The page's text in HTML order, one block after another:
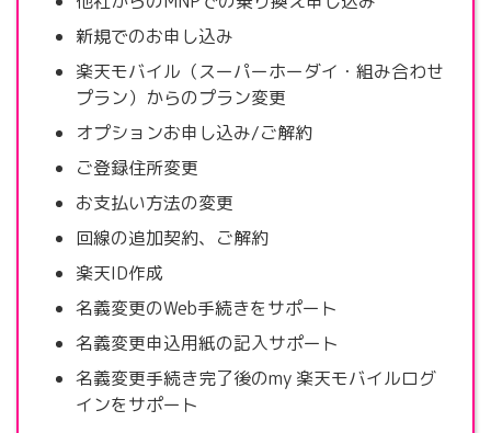
新規でのお申し込み
楽天モバイル（スーパーホーダイ・組み合わせ
プラン）からのプラン変更
オプションお申し込み/ご解約
ご登録住所変更
お支払い方法の変更
回線の追加契約、ご解約
楽天ID作成
名義変更のWeb手続きをサポート
名義変更申込用紙の記入サポート
名義変更手続き完了後のmy 楽天モバイルログ
インをサポート